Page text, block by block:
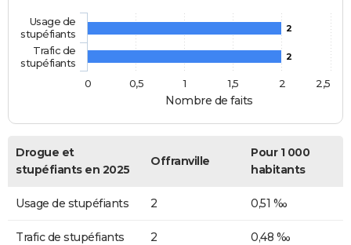
Nombre de faits
2
2
Usage de
stupéfiants
Trafic de
stupéfiants
0
0,5 1 1,5 2 2,5
Drogue et
stupéfiants en 2025
Offranville
Pour 1 000
habitants
Usage de stupéfiants 2 0,51 ‰
Trafic de stupéfiants 2 0,48 ‰